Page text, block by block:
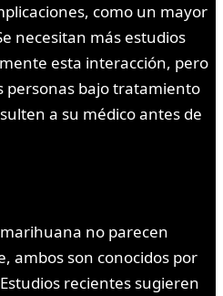
como un mayor
necesitan más estudios
esta interacción, pero
personas bajo tratamiento
a su médico antes de
no parecen
ambos son conocidos por
recientes sugieren